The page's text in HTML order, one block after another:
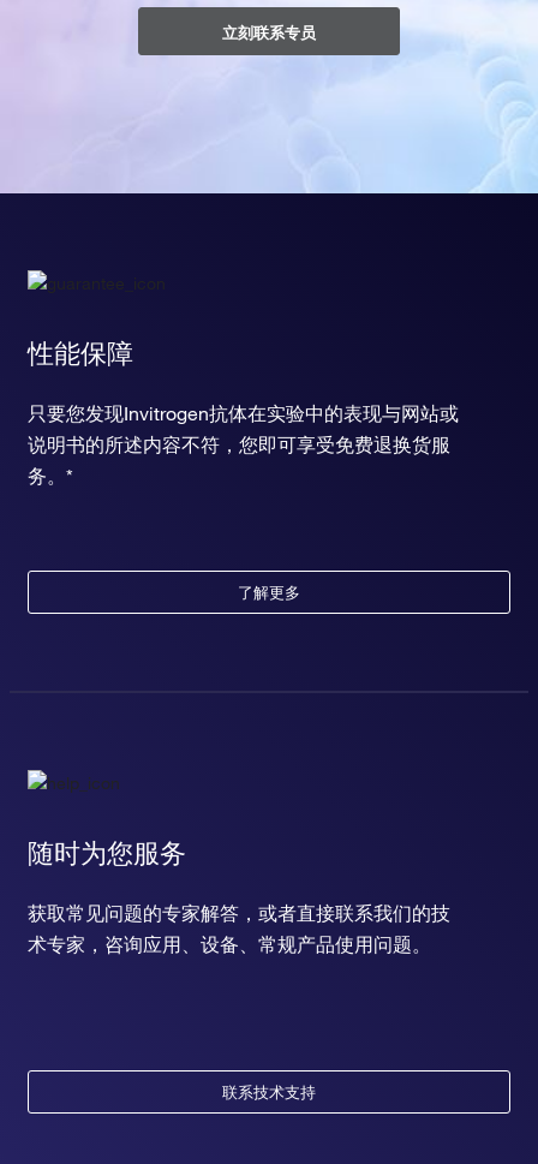
立刻联系专员
性能保障
只要您发现Invitrogen抗体在实验中的表现与网站或
说明书的所述内容不符，您即可享受免费退换货服
务。*
了解更多
随时为您服务
获取常见问题的专家解答，或者直接联系我们的技
术专家，咨询应用、设备、常规产品使用问题。
联系技术支持